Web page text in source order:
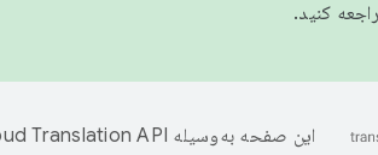
کنید.
این صفحه به‌وسیله